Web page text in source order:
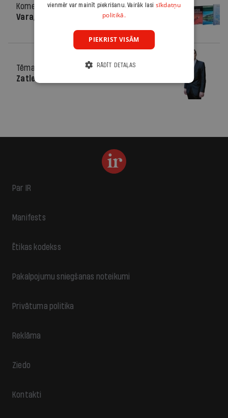
Komentārs 08.11.2012.
Vara, piedzīvojumi un kurmji
Tēma
Zatlera kurmji
Par IR
Manifests
Ētikas kodekss
Pakalpojumu sniegšanas noteikumi
Privātuma politika
Reklāma
Ziedo
Kontakti
vienmēr var mainīt piekrišanu. Vairāk lasi sīkdatņu
politikā.
PIEKRIST VISĀM
RĀDĪT DETAĻAS